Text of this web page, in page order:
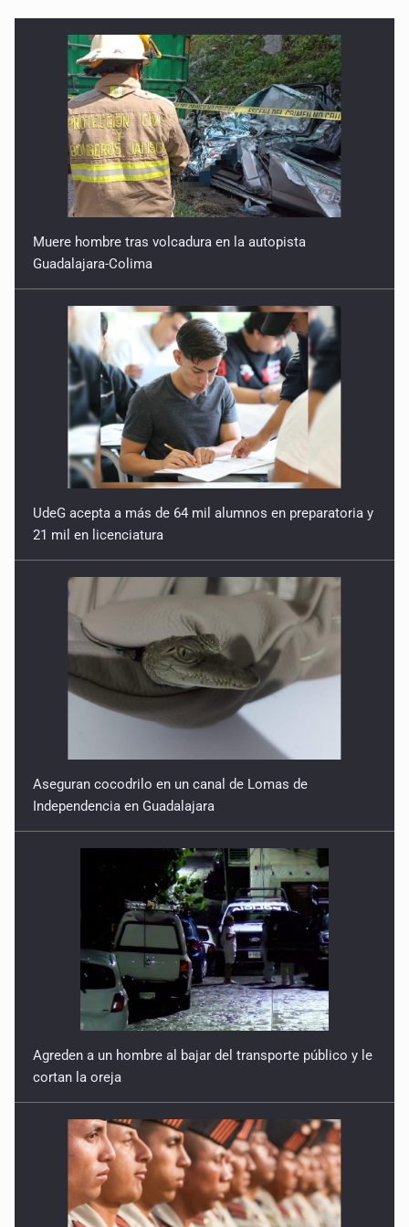
Muere hombre tras volcadura en la autopista
Guadalajara-Colima
UdeG acepta a más de 64 mil alumnos en preparatoria y
21 mil en licenciatura
Aseguran cocodrilo en un canal de Lomas de
Independencia en Guadalajara
Agreden a un hombre al bajar del transporte público y le
cortan la oreja